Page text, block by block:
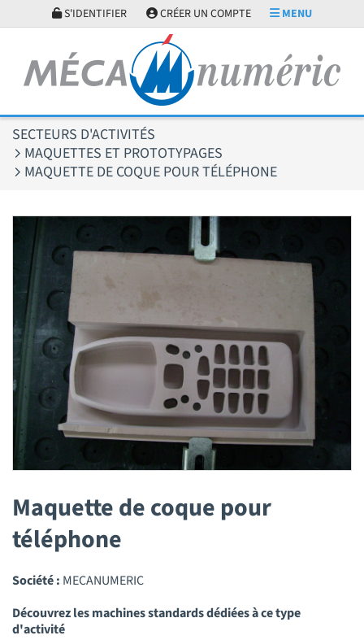
S'IDENTIFIER CRÉER UN COMPTE MENU
SECTEURS D'ACTIVITÉS
MAQUETTES ET PROTOTYPAGES
MAQUETTE DE COQUE POUR TÉLÉPHONE
Maquette de coque pour
téléphone
Société : MECANUMERIC
Découvrez les machines standards dédiées à ce type
d'activité
Panneau de gestion des cookies